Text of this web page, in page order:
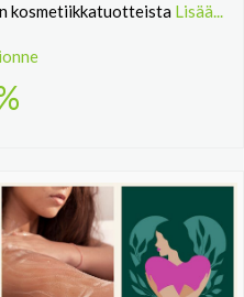
kosmetiikkatuotteista Lisää...